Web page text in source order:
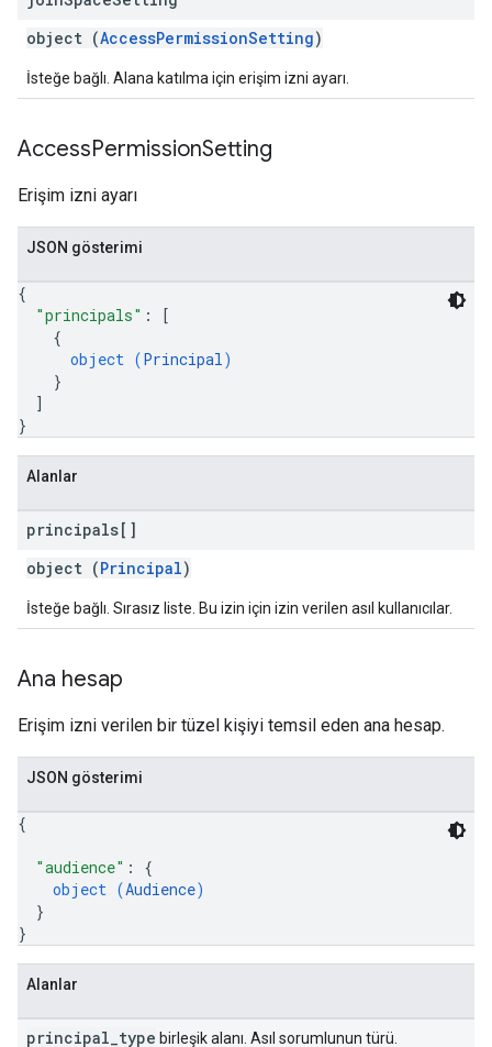
object (AccessPermissionSetting)
İsteğe bağlı. Alana katılma için erişim izni ayarı.
AccessPermissionSetting
Erişim izni ayarı
JSON gösterimi
{
"principals" :
[
{
object (Principal)
}
]
}
Alanlar
principals[]
object (Principal)
İsteğe bağlı. Sırasız liste. Bu izin için izin verilen asıl kullanıcılar.
Ana hesap
Erişim izni verilen bir tüzel kişiyi temsil eden ana hesap.
JSON gösterimi
{
"audience" : {
object (Audience)
}
}
Alanlar
principal type birleşik alanı. Asıl sorumlunun türü.